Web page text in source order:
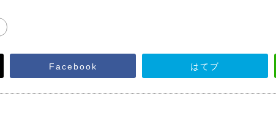
Facebook はてブ